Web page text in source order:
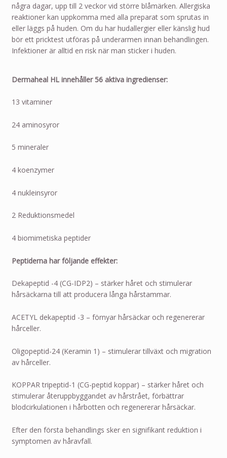
några dagar, upp till 2 veckor vid större blåmärken. Allergiska
reaktioner kan uppkomma med alla preparat som sprutas in
eller läggs på huden. Om du har hudallergier eller känslig hud
bör ett pricktest utföras på underarmen innan behandlingen.
Infektioner är alltid en risk när man sticker i huden.
Dermaheal HL innehåller 56 aktiva ingredienser:
13 vitaminer
24 aminosyror
5 mineraler
4 koenzymer
4 nukleinsyror
2 Reduktionsmedel
4 biomimetiska peptider
Peptiderna har följande effekter:
Dekapeptid -4 (CG-IDP2) – stärker håret och stimulerar
hårsäckarna till att producera långa hårstammar.
ACETYL dekapeptid -3 – förnyar hårsäckar och regenererar
hårceller.
Oligopeptid-24 (Keramin 1) – stimulerar tillväxt och migration
av hårceller.
KOPPAR tripeptid-1 (CG-peptid koppar) – stärker håret och
stimulerar återuppbyggandet av hårstrået, förbättrar
blodcirkulationen i hårbotten och regenererar hårsäckar.
Efter den första behandlings sker en signifikant reduktion i
symptomen av håravfall.